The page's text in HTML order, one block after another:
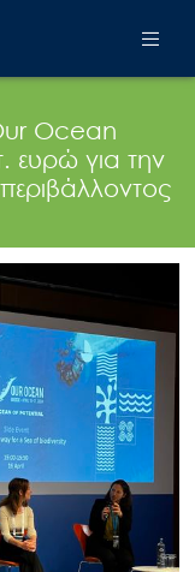
Ocean
ευρώ για την